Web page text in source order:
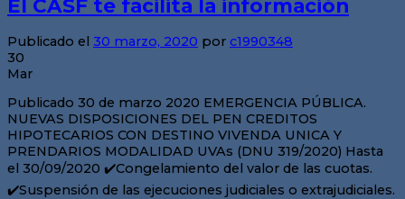
El CASF te facilita la información
Publicado el 30 marzo, 2020 por c1990348
30
Mar
Publicado 30 de marzo 2020 EMERGENCIA PÚBLICA.
NUEVAS DISPOSICIONES DEL PEN CREDITOS
HIPOTECARIOS CON DESTINO VIVENDA UNICA Y
PRENDARIOS MODALIDAD UVAs (DNU 319/2020) Hasta
el 30/09/2020 ✔️Congelamiento del valor de las cuotas.
✔️Suspensión de las ejecuciones judiciales o extrajudiciales.